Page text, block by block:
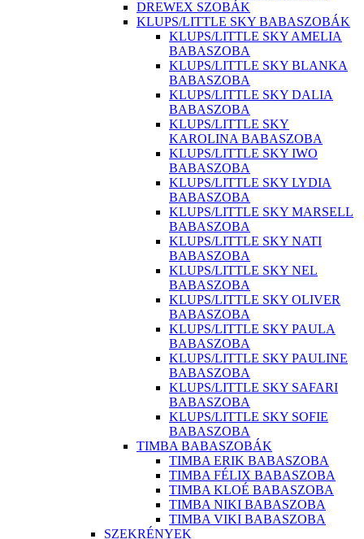
DREWEX SZOBÁK
KLUPS/LITTLE SKY BABASZOBÁK
KLUPS/LITTLE SKY AMELIA
BABASZOBA
KLUPS/LITTLE SKY BLANKA
BABASZOBA
KLUPS/LITTLE SKY DALIA
BABASZOBA
KLUPS/LITTLE SKY
KAROLINA BABASZOBA
KLUPS/LITTLE SKY IWO
BABASZOBA
KLUPS/LITTLE SKY LYDIA
BABASZOBA
KLUPS/LITTLE SKY MARSELL
BABASZOBA
KLUPS/LITTLE SKY NATI
BABASZOBA
KLUPS/LITTLE SKY NEL
BABASZOBA
KLUPS/LITTLE SKY OLIVER
BABASZOBA
KLUPS/LITTLE SKY PAULA
BABASZOBA
KLUPS/LITTLE SKY PAULINE
BABASZOBA
KLUPS/LITTLE SKY SAFARI
BABASZOBA
KLUPS/LITTLE SKY SOFIE
BABASZOBA
TIMBA BABASZOBÁK
TIMBA ERIK BABASZOBA
TIMBA FÉLIX BABASZOBA
TIMBA KLOÉ BABASZOBA
TIMBA NIKI BABASZOBA
TIMBA VIKI BABASZOBA
SZEKRÉNYEK